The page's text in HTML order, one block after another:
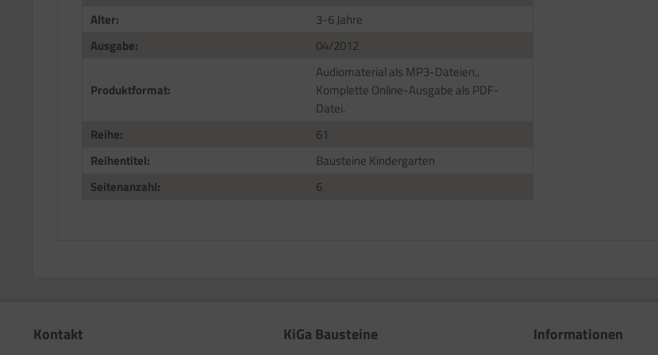
Alter:
3-6 Jahre
Ausgabe:
04/2012
Produktformat:
Audiomaterial als MP3-Dateien.,
Komplette Online-Ausgabe als PDF-
Datei.
Reihe:
61
Reihentitel:
Bausteine Kindergarten
Seitenanzahl:
6
Kontakt KiGa Bausteine Informationen